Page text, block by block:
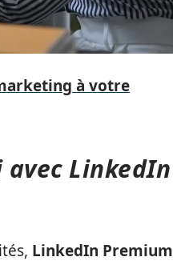
à votre
avec LinkedIn
LinkedIn Premium